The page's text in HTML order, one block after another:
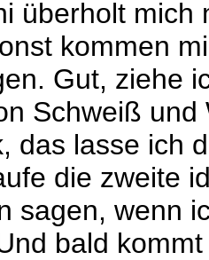
überholt
kommen
Gut, ziehe
Schweiß
das lasse ich
die zweite
sagen, wenn
bald